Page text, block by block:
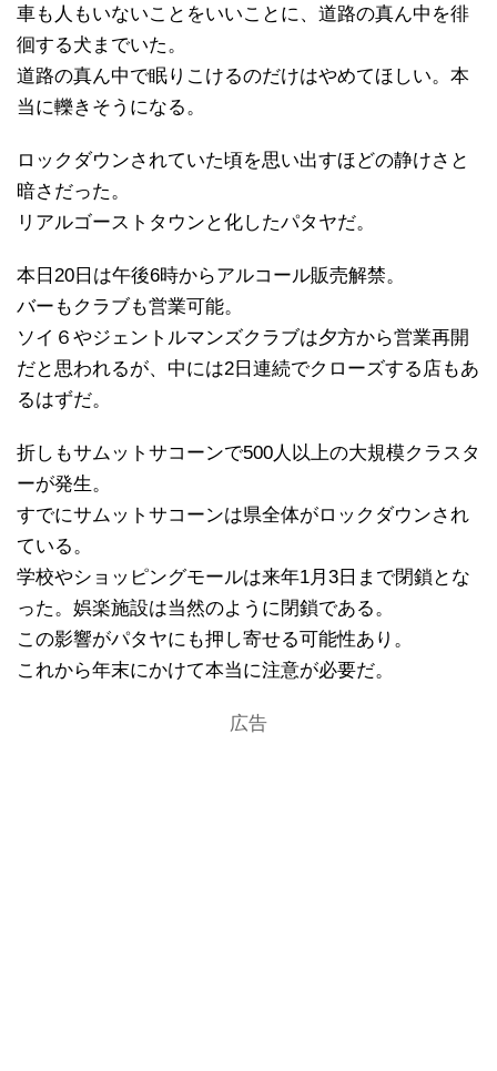
車も人もいないことをいいことに、道路の真ん中を徘
徊する犬までいた。
道路の真ん中で眠りこけるのだけはやめてほしい。本
当に轢きそうになる。
ロックダウンされていた頃を思い出すほどの静けさと
暗さだった。
リアルゴーストタウンと化したパタヤだ。
本日20日は午後6時からアルコール販売解禁。
バーもクラブも営業可能。
ソイ６やジェントルマンズクラブは夕方から営業再開
だと思われるが、中には2日連続でクローズする店もあ
るはずだ。
折しもサムットサコーンで500人以上の大規模クラスタ
ーが発生。
すでにサムットサコーンは県全体がロックダウンされ
ている。
学校やショッピングモールは来年1月3日まで閉鎖とな
った。娯楽施設は当然のように閉鎖である。
この影響がパタヤにも押し寄せる可能性あり。
これから年末にかけて本当に注意が必要だ。
広告